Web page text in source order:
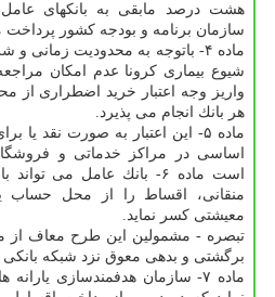
هشت درصد مابقی به بانكهای
سازمان برنامه و بودجه كشور
ماده ۴- باتوجه به محدودیت زمانی و شرایط محیطی
شیوع بیماری كرونا عدم امكان
واریز وجه اعتبار خرید اضطراری
هر بانك انجام می پذیرد.
ماده ۵- این اعتبار به صورت نقد یا
اساسی در مراكز خدماتی و
است ماده ۶- بانك عامل می
منقانی، اقساط را از محل حساب
معیشتی كسر نماید.
تبصره - مشمولین این طرح معاف
برگشتی و بدهی معوق نزد شبكه
ماده ۷- سازمان هدفمندسازی